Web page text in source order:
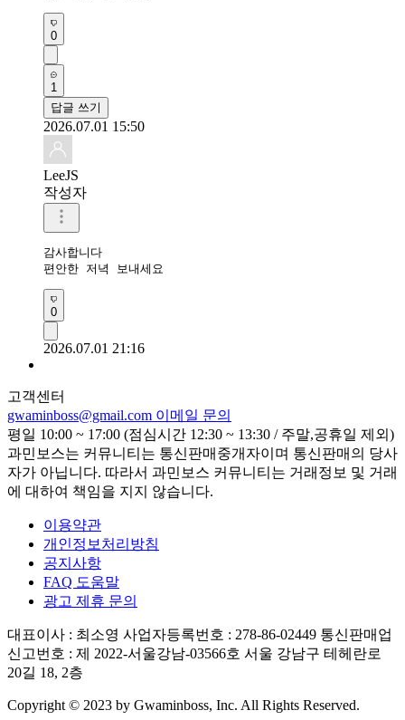
0
1
답글 쓰기
2026.07.01 15:50
LeeJS
작성자
감사합니다
편안한 저녁 보내세요
0
2026.07.01 21:16
고객센터
gwaminboss@gmail.com 이메일 문의
평일 10:00 ~ 17:00 (점심시간 12:30 ~ 13:30 / 주말,공휴일 제외)
과민보스는 커뮤니티는 통신판매중개자이며 통신판매의 당사
자가 아닙니다. 따라서 과민보스 커뮤니티는 거래정보 및 거래
에 대하여 책임을 지지 않습니다.
이용약관
개인정보처리방침
공지사항
FAQ 도움말
광고 제휴 문의
대표이사 : 최소영 사업자등록번호 : 278-86-02449 통신판매업
신고번호 : 제 2022-서울강남-03566호 서울 강남구 테헤란로
20길 18, 2층
Copyright © 2023 by Gwaminboss, Inc. All Rights Reserved.